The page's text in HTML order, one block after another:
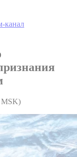
канал
MSK)